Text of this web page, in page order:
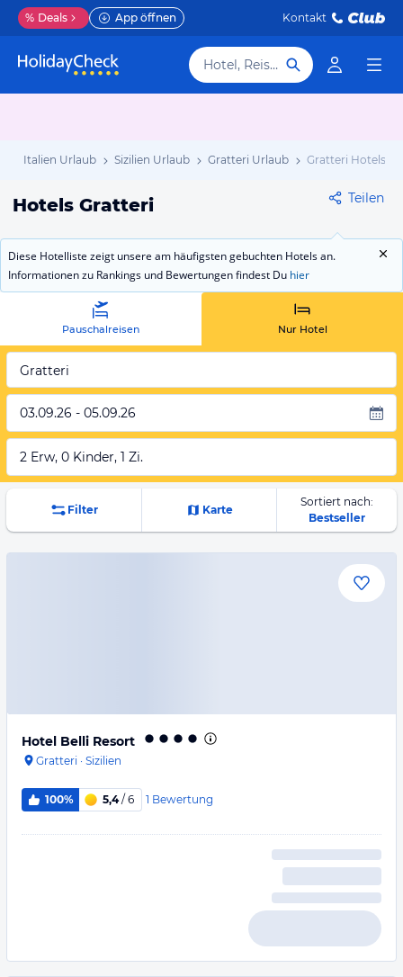
% Deals App öffnen Kontakt
Hotel, Reiseziel
Italien Urlaub Sizilien Urlaub Gratteri Urlaub Gratteri Hotels
Hotels Gratteri Teilen
Diese Hotelliste zeigt unsere am häufigsten gebuchten Hotels an.
Informationen zu Rankings und Bewertungen findest Du hier
Pauschalreisen Nur Hotel
Gratteri
03.09.26 - 05.09.26
2 Erw, 0 Kinder, 1 Zi.
Filter Karte
Sortiert nach:
Bestseller
Hotel Belli Resort
Gratteri · Sizilien
100% 5,4/ 6 1 Bewertung